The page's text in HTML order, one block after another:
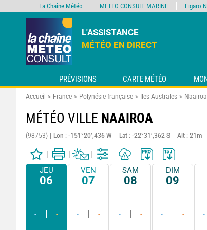
L'ASSISTANCE
MÉTÉO EN DIRECT
PRÉVISIONS CARTE MÉTÉO
Accueil France Polynésie française Iles Australes Naairoa
MÉTÉO VILLE NAAIROA
(98753) Lon : -151°20’,436 W Lat : -22°31’,362 S Alt : 21m
JEU
06
- -
VEN
07
- -
SAM
08
- -
DIM
09
- - -
La Chaîne Météo METEO CONSULT MARINE Figaro